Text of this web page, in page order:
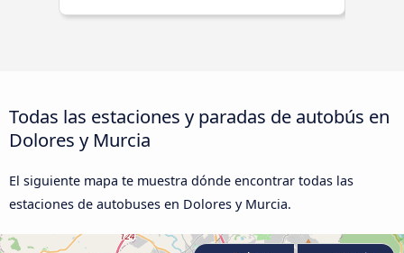
Todas las estaciones y paradas de autobús en
Dolores y Murcia
El siguiente mapa te muestra dónde encontrar todas las
estaciones de autobuses en Dolores y Murcia.